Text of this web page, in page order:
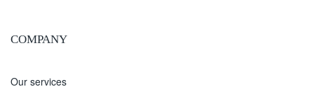
COMPANY
Our services